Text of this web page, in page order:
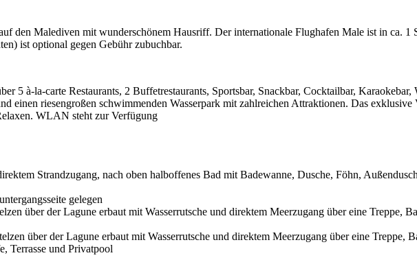
den Malediven mit wunderschönem Hausriff. Der internationale Flughafen Male ist in ca. 1
ist optional gegen Gebühr zubuchbar.
5 à-la-carte Restaurants, 2 Buffetrestaurants, Sportsbar, Snackbar, Cocktailbar,
einen riesengroßen schwimmenden Wasserpark mit zahlreichen Attraktionen. Das
WLAN steht zur Verfügung
Strandzugang, nach oben halboffenes Bad mit Badewanne, Dusche, Föhn,
gelegen
über der Lagune erbaut mit Wasserrutsche und direktem Meerzugang über eine Treppe,
über der Lagune erbaut mit Wasserrutsche und direktem Meerzugang über eine Treppe,
Terrasse und Privatpool